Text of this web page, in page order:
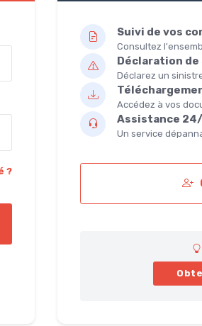
?
Suivi de vos
Consultez
Déclaration
Déclarez un
Accédez à vos
Assistance
Un service